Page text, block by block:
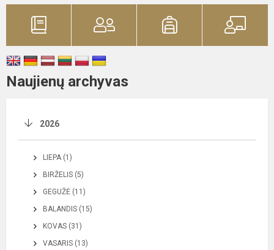
Naujienų archyvas
2026
LIEPA (1)
BIRŽELIS (5)
GEGUŽĖ (11)
BALANDIS (15)
KOVAS (31)
VASARIS (13)